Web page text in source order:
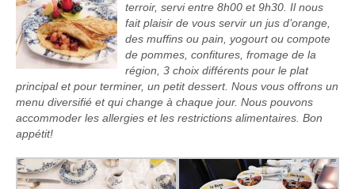
terroir, servi entre 8h00 et 9h30. Il nous
fait plaisir de vous servir un jus d’orange,
des muffins ou pain, yogourt ou compote
de pommes, confitures, fromage de la
région, 3 choix différents pour le plat
principal et pour terminer, un petit dessert. Nous vous offrons un
menu diversifié et qui change à chaque jour. Nous pouvons
accommoder les allergies et les restrictions alimentaires. Bon
appétit!